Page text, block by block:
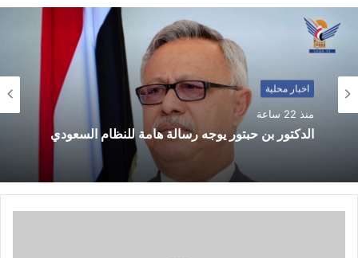
اخبار محلية
منذ 22 ساعة
الدكتور بن حبتور يوجه رسالة هامة للنظام السعودي